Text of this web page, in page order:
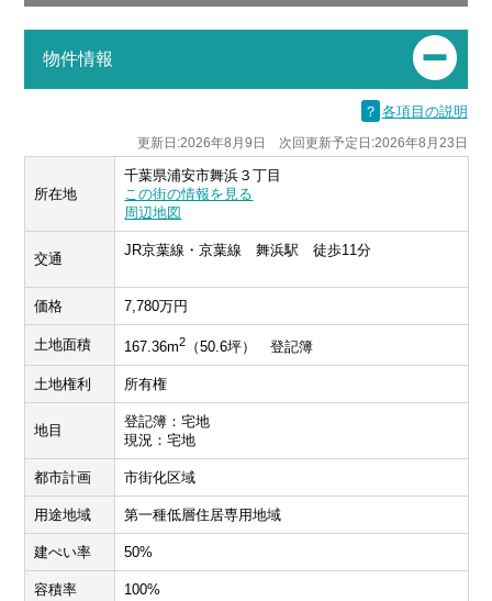
物件情報
？ 各項目の説明
更新日:2026年8月9日 次回更新予定日:2026年8月23日
所在地
千葉県浦安市舞浜３丁目
この街の情報を見る
周辺地図
交通
JR京葉線・京葉線 舞浜駅 徒歩11分
価格 7,780万円
土地面積 167.36m2 （50.6坪） 登記簿
土地権利 所有権
地目
登記簿：宅地
現況：宅地
都市計画 市街化区域
用途地域 第一種低層住居専用地域
建ぺい率 50%
容積率 100%